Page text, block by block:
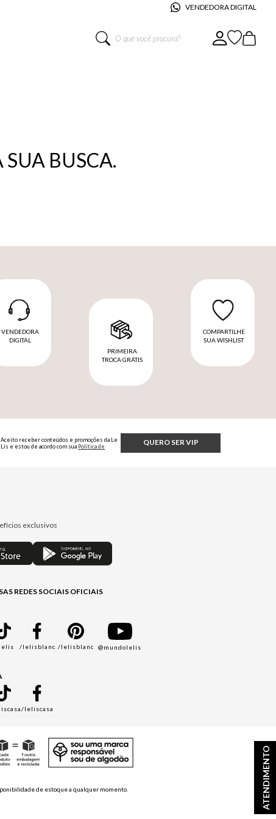
VENDEDORA DIGITAL
ATENDIMENTO
O que você procura?
BUSCA.
VENDEDORA
DIGITAL
PRIMEIRA
TROCA GRÁTIS
COMPARTILHE
SUA WISHLIST
QUERO SER VIP
Aceito receber conteúdos e promoções da Le
Lis e estou de acordo com sua Política de
exclusivos
REDES SOCIAIS OFICIAIS
/lelisblanc /lelisblanc @mundolelis
/leliscasa
de estoque a qualquer momento.